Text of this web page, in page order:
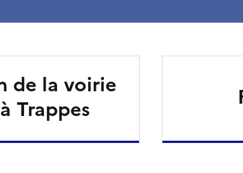
de la voirie
Trappes